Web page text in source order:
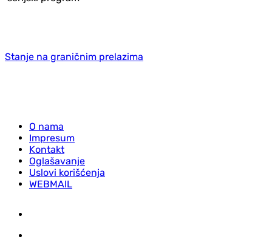
Stanje na graničnim prelazima
O nama
Impresum
Kontakt
Oglašavanje
Uslovi korišćenja
WEBMAIL